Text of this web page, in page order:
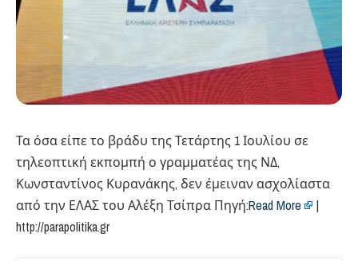
Τα όσα είπε το βράδυ της Τετάρτης 1 Ιουλίου σε
τηλεοπτική εκπομπή ο γραμματέας της ΝΔ,
Κωνσταντίνος Κυρανάκης, δεν έμειναν ασχολίαστα
από την ΕΛΑΣ του Αλέξη Τσίπρα Πηγή:Read More
|
http://parapolitika.gr